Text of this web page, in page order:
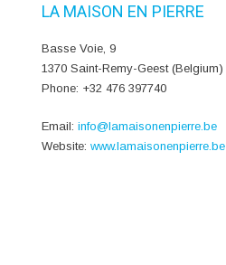
LA MAISON EN PIERRE
Basse Voie, 9
1370 Saint-Remy-Geest (Belgium)
Phone: +32 476 397740
Email: info@lamaisonenpierre.be
Website: www.lamaisonenpierre.be